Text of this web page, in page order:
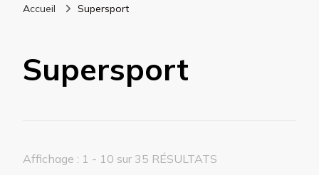
Accueil Supersport
Supersport
Affichage : 1 - 10 sur 35 RÉSULTATS